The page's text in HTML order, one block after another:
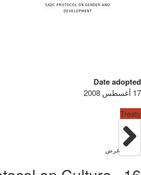
Date adopted
17 أغسطس 2008
Treaty
عرض